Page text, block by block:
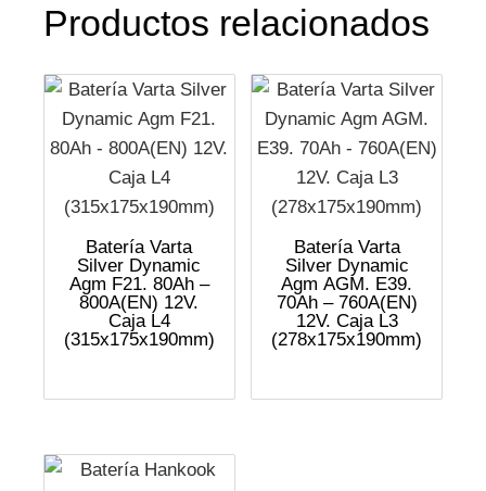
Productos relacionados
Batería Varta
Silver Dynamic
Agm F21. 80Ah –
800A(EN) 12V.
Caja L4
(315x175x190mm)
Batería Varta
Silver Dynamic
Agm AGM. E39.
70Ah – 760A(EN)
12V. Caja L3
(278x175x190mm)